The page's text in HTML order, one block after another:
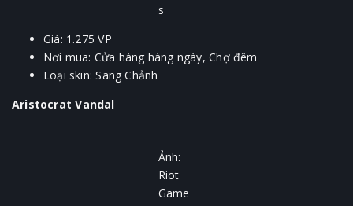
s
Giá: 1.275 VP
Nơi mua: Cửa hàng hàng ngày, Chợ đêm
Loại skin: Sang Chảnh
Aristocrat Vandal
Ảnh:
Riot
Game